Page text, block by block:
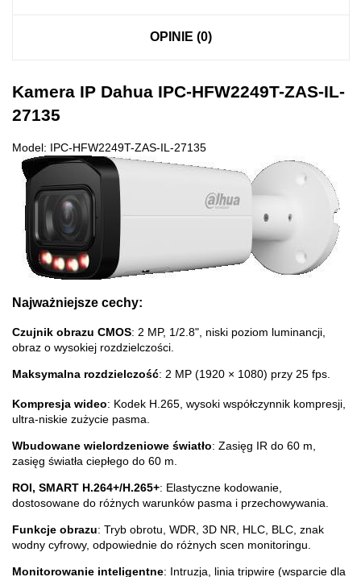
OPINIE (0)
Kamera IP Dahua IPC-HFW2249T-ZAS-IL-
27135
Model: IPC-HFW2249T-ZAS-IL-27135
Najważniejsze cechy:
Czujnik obrazu CMOS: 2 MP, 1/2.8", niski poziom luminancji,
obraz o wysokiej rozdzielczości.
Maksymalna rozdzielczość: 2 MP (1920 × 1080) przy 25 fps.
Kompresja wideo: Kodek H.265, wysoki współczynnik kompresji,
ultra-niskie zużycie pasma.
Wbudowane wielordzeniowe światło: Zasięg IR do 60 m,
zasięg światła ciepłego do 60 m.
ROI, SMART H.264+/H.265+: Elastyczne kodowanie,
dostosowane do różnych warunków pasma i przechowywania.
Funkcje obrazu: Tryb obrotu, WDR, 3D NR, HLC, BLC, znak
wodny cyfrowy, odpowiednie do różnych scen monitoringu.
Monitorowanie inteligentne: Intruzja, linia tripwire (wsparcie dla